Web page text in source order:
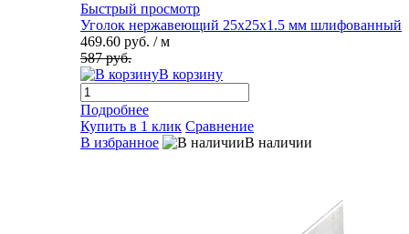
Быстрый просмотр
Уголок нержавеющий 25х25х1.5 мм шлифованный
469.60 руб. / м
587 руб.
В корзину
Подробнее
Купить в 1 клик Сравнение
В избранное
В наличии